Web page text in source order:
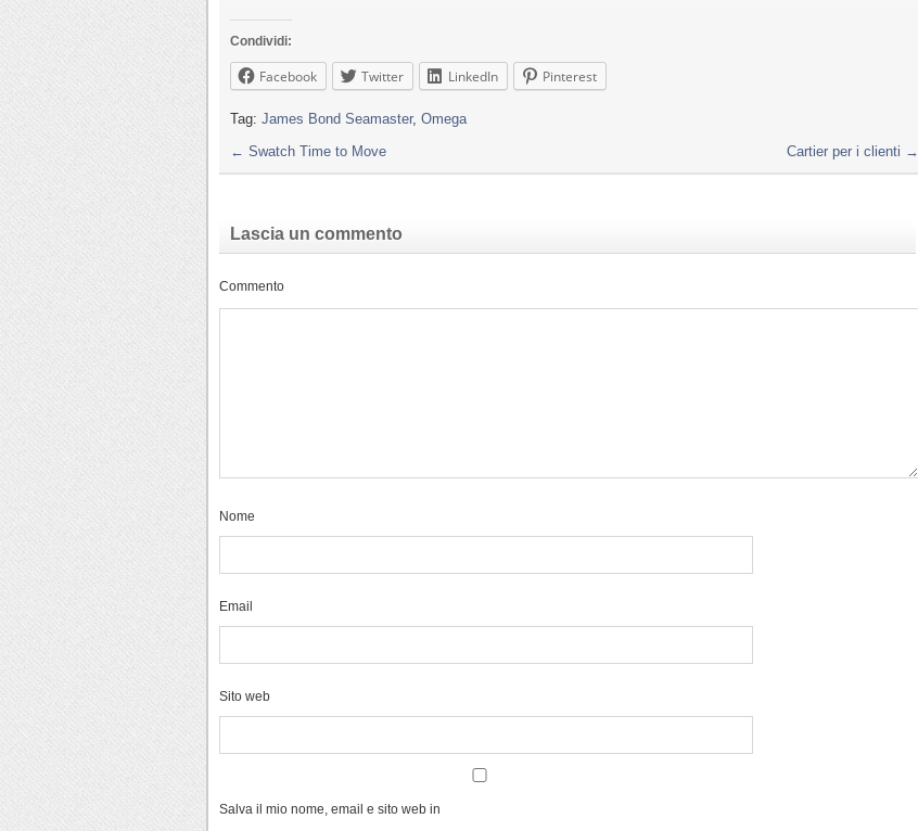
Condividi:
Facebook Twitter LinkedIn Pinterest
Tag: James Bond Seamaster, Omega
← Swatch Time to Move Cartier per i clienti →
Lascia un commento
Commento
Nome
Email
Sito web
Salva il mio nome, email e sito web in